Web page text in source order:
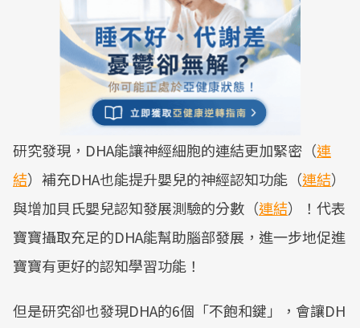
研究發現，DHA能讓神經細胞的連結更加緊密（連
結）補充DHA也能提升嬰兒的神經認知功能（連結）
與增加貝氏嬰兒認知發展測驗的分數（連結）！代表
寶寶攝取充足的DHA能幫助腦部發展，進一步地促進
寶寶有更好的認知學習功能！
但是研究卻也發現DHA的6個「不飽和鍵」，會讓DH